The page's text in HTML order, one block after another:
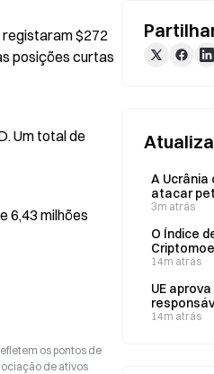
registaram $272
posições curtas
Um total de
6,43 milhões
os pontos de
de ativos
A
atacar
nem
3m atrás
O Índice
14m atrás
UE
militar-
14m atrás